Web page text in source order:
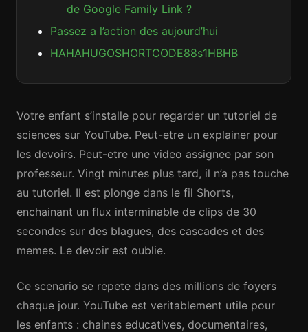
de Google Family Link ?
Passez a l’action des aujourd’hui
HAHAHUGOSHORTCODE88s1HBHB
Votre enfant s’installe pour regarder un tutoriel de
sciences sur YouTube. Peut-etre un explainer pour
les devoirs. Peut-etre une video assignee par son
professeur. Vingt minutes plus tard, il n’a pas touche
au tutoriel. Il est plonge dans le fil Shorts,
enchainant un flux interminable de clips de 30
secondes sur des blagues, des cascades et des
memes. Le devoir est oublie.
Ce scenario se repete dans des millions de foyers
chaque jour. YouTube est veritablement utile pour
les enfants : chaines educatives, documentaires,